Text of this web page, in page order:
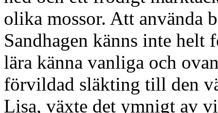
olika mossor. Att använda
Sandhagen känns inte helt
lära känna vanliga och
förvildad släkting till den
Lisa, växte det ymnigt av